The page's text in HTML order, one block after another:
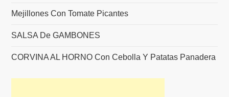
Mejillones Con Tomate Picantes
SALSA De GAMBONES
CORVINA AL HORNO Con Cebolla Y Patatas Panadera